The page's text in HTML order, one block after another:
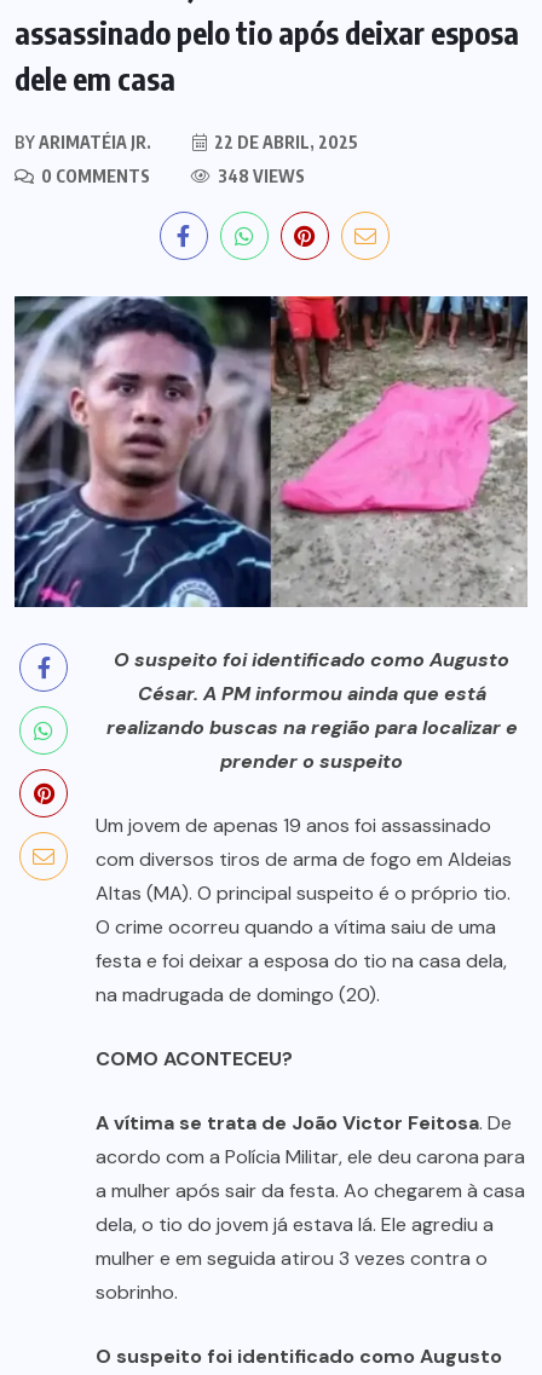
assassinado pelo tio após deixar esposa
dele em casa
BYARIMATÉIA JR.
22 DE ABRIL, 2025
0 COMMENTS
348 VIEWS
O suspeito foi identificado como Augusto
César. A PM informou ainda que está
realizando buscas na região para localizar e
prender o suspeito
Um jovem de apenas 19 anos foi assassinado
com diversos tiros de arma de fogo em Aldeias
Altas (MA). O principal suspeito é o próprio tio.
O crime ocorreu quando a vítima saiu de uma
festa e foi deixar a esposa do tio na casa dela,
na madrugada de domingo (20).
COMO ACONTECEU?
A vítima se trata de João Victor Feitosa. De
acordo com a Polícia Militar, ele deu carona para
a mulher após sair da festa. Ao chegarem à casa
dela, o tio do jovem já estava lá. Ele agrediu a
mulher e em seguida atirou 3 vezes contra o
sobrinho.
O suspeito foi identificado como Augusto